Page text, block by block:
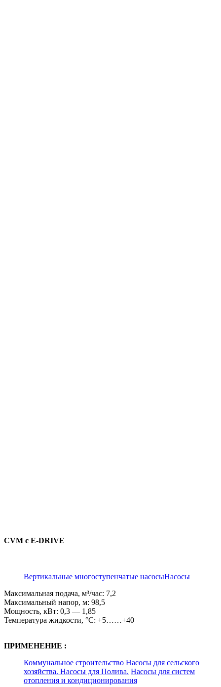
CVM с E-DRIVE
Вертикальные многоступенчатые насосыНасосы
Максимальная подача, м³/час: 7,2
Максимальный напор, м: 98,5
Мощность, кВт: 0,3 — 1,85
Температура жидкости, °C: +5……+40
ПРИМЕНЕНИЕ :
Коммунальное строительство Насосы для сельского
хозяйства. Насосы для Полива. Насосы для систем
отопления и кондиционирования